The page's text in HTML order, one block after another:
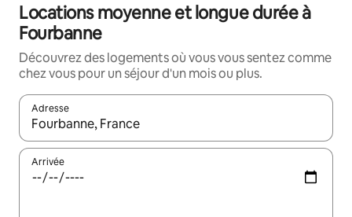
Locations moyenne et longue durée à
Fourbanne
Découvrez des logements où vous vous sentez comme
chez vous pour un séjour d'un mois ou plus.
Adresse
Lorsque les résultats s'affichent, utilisez les flèches vers le
Arrivée